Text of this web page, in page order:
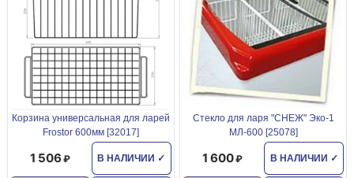
Корзина универсальная для ларей
Frostor 600мм [32017]
В НАЛИЧИИ ✓
1 506
Стекло для ларя "СНЕЖ" Эко-1
МЛ-600 [25078]
В НАЛИЧИИ ✓
1 600